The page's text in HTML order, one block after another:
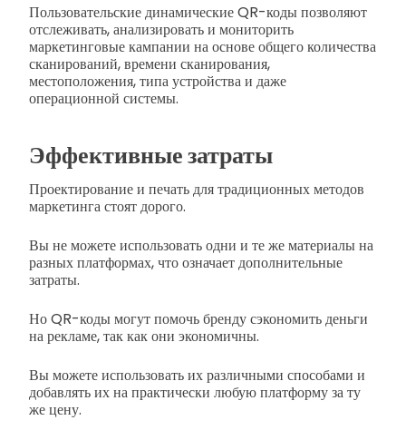
Пользовательские динамические QR-коды позволяют
отслеживать, анализировать и мониторить
маркетинговые кампании на основе общего количества
сканирований, времени сканирования,
местоположения, типа устройства и даже
операционной системы.
Эффективные затраты
Проектирование и печать для традиционных методов
маркетинга стоят дорого.
Вы не можете использовать одни и те же материалы на
разных платформах, что означает дополнительные
затраты.
Но QR-коды могут помочь бренду сэкономить деньги
на рекламе, так как они экономичны.
Вы можете использовать их различными способами и
добавлять их на практически любую платформу за ту
же цену.